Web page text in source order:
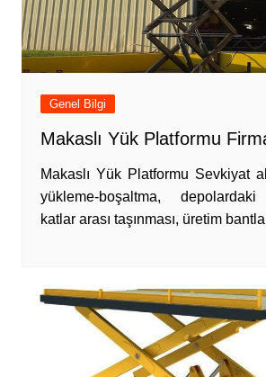
Genel Bilgi
Makaslı Yük Platformu
Makaslı Yük Platformu Sevkiyat
yükleme-boşaltma,
katlar arası taşınması, üretim